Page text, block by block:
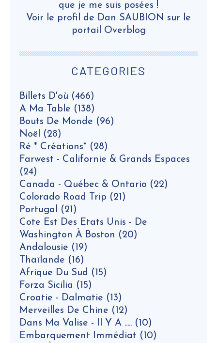
CATEGORIES
Billets D'où (466)
A Ma Table (138)
Bouts De Monde (96)
Noël (28)
Ré * Créations* (28)
Farwest - Californie & Grands Espaces
(24)
Canada - Québec & Ontario (22)
Colorado Road Trip (21)
Portugal (21)
Cote Est Des Etats Unis - De
Washington À Boston (20)
Andalousie (19)
Thaïlande (16)
Afrique Du Sud (15)
Forza Sicilia (15)
Croatie - Dalmatie (13)
Merveilles De Chine (12)
Dans Ma Valise - Il Y A ..... (10)
Embarquement Immédiat (10)
que je me suis posées !
Voir le profil de Dan SAUBION sur le
portail Overblog